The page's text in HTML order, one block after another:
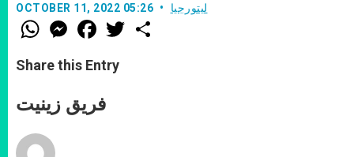
OCTOBER 11, 2022 05:26 ليتورجيا
W
h
t
s
p
p
M
e
s
e
g
e
F
a
e
b
o
k
w
Share this Entry
فريق زينيت